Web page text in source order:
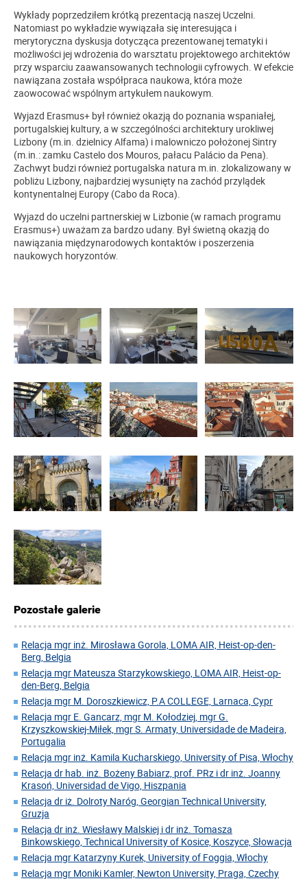
Wykłady poprzedziłem krótką prezentacją naszej Uczelni.
Natomiast po wykładzie wywiązała się interesująca i
merytoryczna dyskusja dotycząca prezentowanej tematyki i
możliwości jej wdrożenia do warsztatu projektowego architektów
przy wsparciu zaawansowanych technologii cyfrowych. W efekcie
nawiązana została współpraca naukowa, która może
zaowocować wspólnym artykułem naukowym.
Wyjazd Erasmus+ był również okazją do poznania wspaniałej,
portugalskiej kultury, a w szczególności architektury urokliwej
Lizbony (m.in. dzielnicy Alfama) i malowniczo położonej Sintry
(m.in.: zamku Castelo dos Mouros, pałacu Palácio da Pena).
Zachwyt budzi również portugalska natura m.in. zlokalizowany w
pobliżu Lizbony, najbardziej wysunięty na zachód przylądek
kontynentalnej Europy (Cabo da Roca).
Wyjazd do uczelni partnerskiej w Lizbonie (w ramach programu
Erasmus+) uważam za bardzo udany. Był świetną okazją do
nawiązania międzynarodowych kontaktów i poszerzenia
naukowych horyzontów.
Pozostałe galerie
Relacja mgr inż. Mirosława Gorola, LOMA AIR, Heist-op-den-
Berg, Belgia
Relacja mgr Mateusza Starzykowskiego, LOMA AIR, Heist-op-
den-Berg, Belgia
Relacja mgr M. Doroszkiewicz, P.A COLLEGE, Larnaca, Cypr
Relacja mgr E. Gancarz, mgr M. Kołodziej, mgr G.
Krzyszkowskiej-Miłek, mgr S. Armaty, Universidade de Madeira,
Portugalia
Relacja mgr inż. Kamila Kucharskiego, University of Pisa, Włochy
Relacja dr hab. inż. Bożeny Babiarz, prof. PRz i dr inż. Joanny
Krasoń, Universidad de Vigo, Hiszpania
Relacja dr iż. Dolroty Naróg, Georgian Technical University,
Gruzja
Relacja dr inż. Wiesławy Malskiej i dr inż. Tomasza
Binkowskiego, Technical University of Kosice, Koszyce, Słowacja
Relacja mgr Katarzyny Kurek, University of Foggia, Włochy
Relacja mgr Moniki Kamler, Newton University, Praga, Czechy